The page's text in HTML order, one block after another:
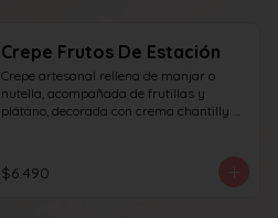
Crepe Frutos De Estación
Crepe artesanal rellena de manjar o
nutella, acompañada de frutillas y
plátano, decorada con crema chantilly y
textura en cada bocado.
$6.490